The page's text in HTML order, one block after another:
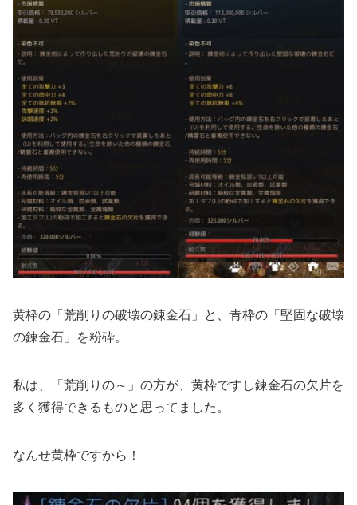
黄枠の「荒削りの破壊の錬金石」と、青枠の「堅固な破壊
の錬金石」を粉砕。
私は、「荒削りの～」の方が、黄枠ですし錬金石の欠片を
多く獲得できるものと思ってました。
なんせ黄枠ですから！